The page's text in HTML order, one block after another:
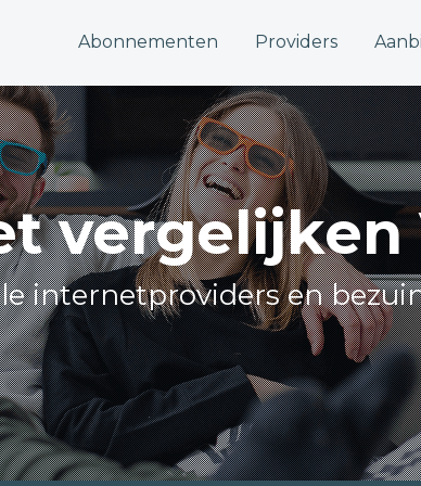
Abonnementen Providers
vergelijken
internetproviders en